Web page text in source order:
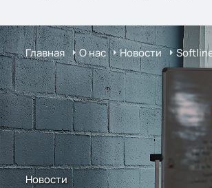
Главная О нас Новости
Новости